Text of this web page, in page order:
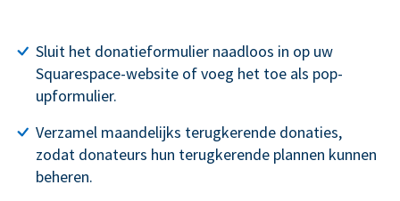
Sluit het donatieformulier naadloos in op uw
Squarespace-website of voeg het toe als pop-
upformulier.
Verzamel maandelijks terugkerende donaties,
zodat donateurs hun terugkerende plannen kunnen
beheren.